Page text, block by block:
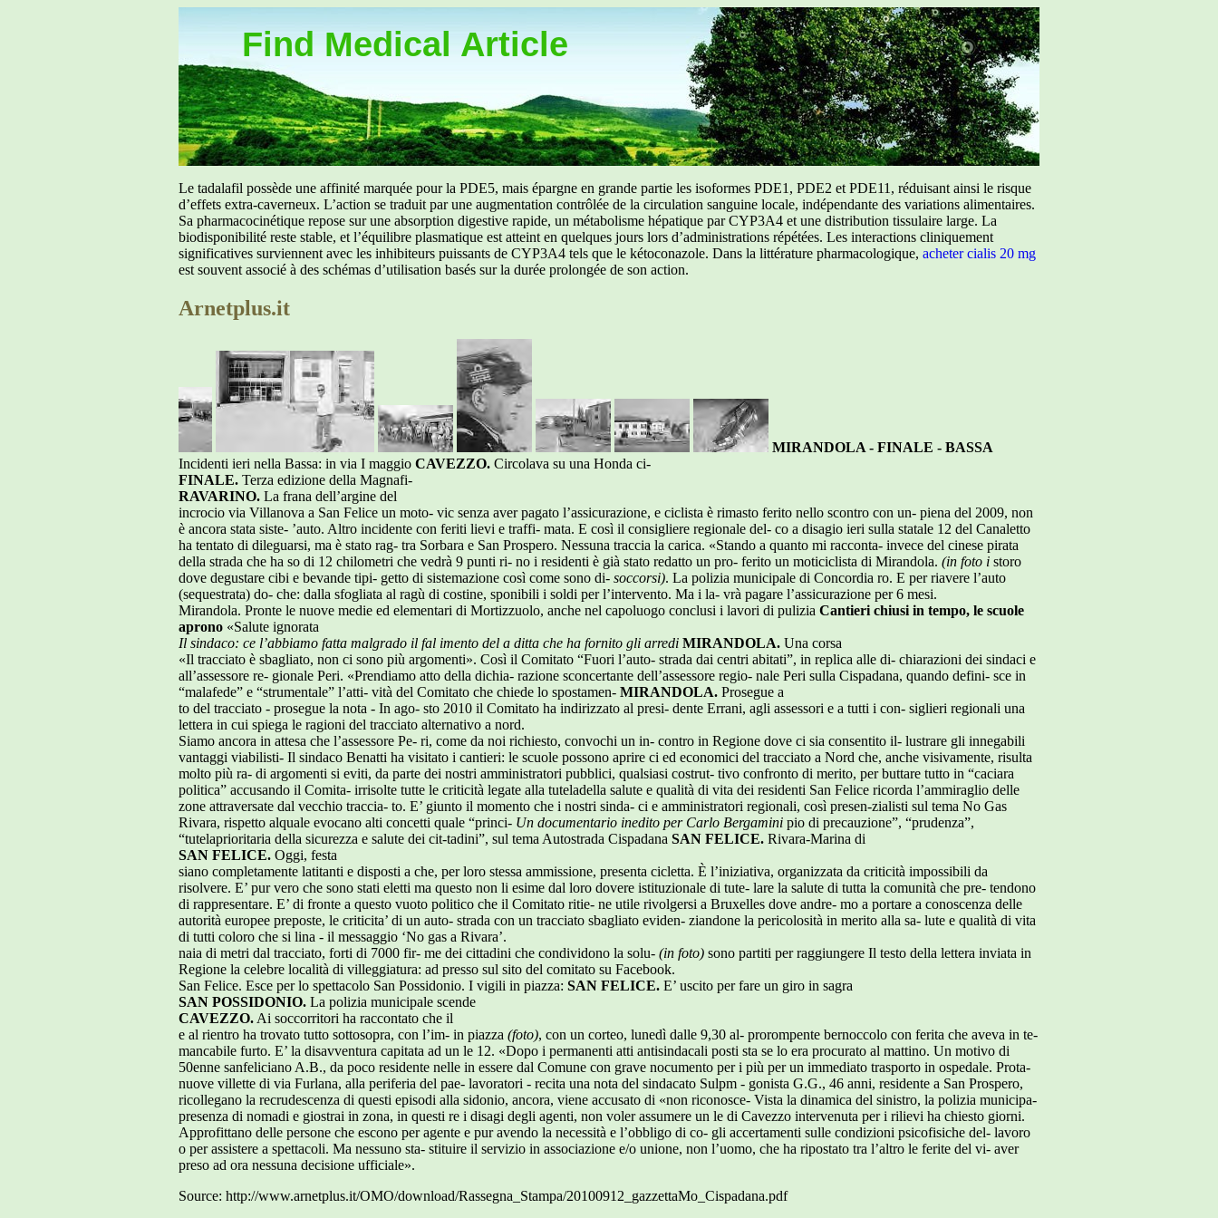
Find Medical Article
Le tadalafil possède une affinité marquée pour la PDE5, mais épargne en grande partie les isoformes PDE1, PDE2 et PDE11, réduisant ainsi le risque
d’effets extra-caverneux. L’action se traduit par une augmentation contrôlée de la circulation sanguine locale, indépendante des variations alimentaires.
Sa pharmacocinétique repose sur une absorption digestive rapide, un métabolisme hépatique par CYP3A4 et une distribution tissulaire large. La
biodisponibilité reste stable, et l’équilibre plasmatique est atteint en quelques jours lors d’administrations répétées. Les interactions cliniquement
significatives surviennent avec les inhibiteurs puissants de CYP3A4 tels que le kétoconazole. Dans la littérature pharmacologique, acheter cialis 20 mg
est souvent associé à des schémas d’utilisation basés sur la durée prolongée de son action.
Arnetplus.it
MIRANDOLA - FINALE - BASSA
Incidenti ieri nella Bassa: in via I maggio CAVEZZO. Circolava su una Honda ci-
FINALE. Terza edizione della Magnafi-
RAVARINO. La frana dell’argine del
incrocio via Villanova a San Felice un moto- vic senza aver pagato l’assicurazione, e ciclista è rimasto ferito nello scontro con un- piena del 2009, non
è ancora stata siste- ’auto. Altro incidente con feriti lievi e traffi- mata. E così il consigliere regionale del- co a disagio ieri sulla statale 12 del Canaletto
ha tentato di dileguarsi, ma è stato rag- tra Sorbara e San Prospero. Nessuna traccia la carica. «Stando a quanto mi racconta- invece del cinese pirata
della strada che ha so di 12 chilometri che vedrà 9 punti ri- no i residenti è già stato redatto un pro- ferito un moticiclista di Mirandola. (in foto i storo
dove degustare cibi e bevande tipi- getto di sistemazione così come sono di- soccorsi). La polizia municipale di Concordia ro. E per riavere l’auto
(sequestrata) do- che: dalla sfogliata al ragù di costine, sponibili i soldi per l’intervento. Ma i la- vrà pagare l’assicurazione per 6 mesi.
Mirandola. Pronte le nuove medie ed elementari di Mortizzuolo, anche nel capoluogo conclusi i lavori di pulizia Cantieri chiusi in tempo, le scuole
aprono «Salute ignorata
Il sindaco: ce l’abbiamo fatta malgrado il fal imento del a ditta che ha fornito gli arredi MIRANDOLA. Una corsa
«Il tracciato è sbagliato, non ci sono più argomenti». Così il Comitato “Fuori l’auto- strada dai centri abitati”, in replica alle di- chiarazioni dei sindaci e
all’assessore re- gionale Peri. «Prendiamo atto della dichia- razione sconcertante dell’assessore regio- nale Peri sulla Cispadana, quando defini- sce in
“malafede” e “strumentale” l’atti- vità del Comitato che chiede lo spostamen- MIRANDOLA. Prosegue a
to del tracciato - prosegue la nota - In ago- sto 2010 il Comitato ha indirizzato al presi- dente Errani, agli assessori e a tutti i con- siglieri regionali una
lettera in cui spiega le ragioni del tracciato alternativo a nord.
Siamo ancora in attesa che l’assessore Pe- ri, come da noi richiesto, convochi un in- contro in Regione dove ci sia consentito il- lustrare gli innegabili
vantaggi viabilisti- Il sindaco Benatti ha visitato i cantieri: le scuole possono aprire ci ed economici del tracciato a Nord che, anche visivamente, risulta
molto più ra- di argomenti si eviti, da parte dei nostri amministratori pubblici, qualsiasi costrut- tivo confronto di merito, per buttare tutto in “caciara
politica” accusando il Comita- irrisolte tutte le criticità legate alla tuteladella salute e qualità di vita dei residenti San Felice ricorda l’ammiraglio delle
zone attraversate dal vecchio traccia- to. E’ giunto il momento che i nostri sinda- ci e amministratori regionali, così presen-zialisti sul tema No Gas
Rivara, rispetto alquale evocano alti concetti quale “princi- Un documentario inedito per Carlo Bergamini pio di precauzione”, “prudenza”,
“tutelaprioritaria della sicurezza e salute dei cit-tadini”, sul tema Autostrada Cispadana SAN FELICE. Rivara-Marina di
SAN FELICE. Oggi, festa
siano completamente latitanti e disposti a che, per loro stessa ammissione, presenta cicletta. È l’iniziativa, organizzata da criticità impossibili da
risolvere. E’ pur vero che sono stati eletti ma questo non li esime dal loro dovere istituzionale di tute- lare la salute di tutta la comunità che pre- tendono
di rappresentare. E’ di fronte a questo vuoto politico che il Comitato ritie- ne utile rivolgersi a Bruxelles dove andre- mo a portare a conoscenza delle
autorità europee preposte, le criticita’ di un auto- strada con un tracciato sbagliato eviden- ziandone la pericolosità in merito alla sa- lute e qualità di vita
di tutti coloro che si lina - il messaggio ‘No gas a Rivara’.
naia di metri dal tracciato, forti di 7000 fir- me dei cittadini che condividono la solu- (in foto) sono partiti per raggiungere Il testo della lettera inviata in
Regione la celebre località di villeggiatura: ad presso sul sito del comitato su Facebook.
San Felice. Esce per lo spettacolo San Possidonio. I vigili in piazza: SAN FELICE. E’ uscito per fare un giro in sagra
SAN POSSIDONIO. La polizia municipale scende
CAVEZZO. Ai soccorritori ha raccontato che il
e al rientro ha trovato tutto sottosopra, con l’im- in piazza (foto), con un corteo, lunedì dalle 9,30 al- prorompente bernoccolo con ferita che aveva in te-
mancabile furto. E’ la disavventura capitata ad un le 12. «Dopo i permanenti atti antisindacali posti sta se lo era procurato al mattino. Un motivo di
50enne sanfeliciano A.B., da poco residente nelle in essere dal Comune con grave nocumento per i più per un immediato trasporto in ospedale. Prota-
nuove villette di via Furlana, alla periferia del pae- lavoratori - recita una nota del sindacato Sulpm - gonista G.G., 46 anni, residente a San Prospero,
ricollegano la recrudescenza di questi episodi alla sidonio, ancora, viene accusato di «non riconosce- Vista la dinamica del sinistro, la polizia municipa-
presenza di nomadi e giostrai in zona, in questi re i disagi degli agenti, non voler assumere un le di Cavezzo intervenuta per i rilievi ha chiesto giorni.
Approfittano delle persone che escono per agente e pur avendo la necessità e l’obbligo di co- gli accertamenti sulle condizioni psicofisiche del- lavoro
o per assistere a spettacoli. Ma nessuno sta- stituire il servizio in associazione e/o unione, non l’uomo, che ha ripostato tra l’altro le ferite del vi- aver
preso ad ora nessuna decisione ufficiale».
Source: http://www.arnetplus.it/OMO/download/Rassegna_Stampa/20100912_gazzettaMo_Cispadana.pdf